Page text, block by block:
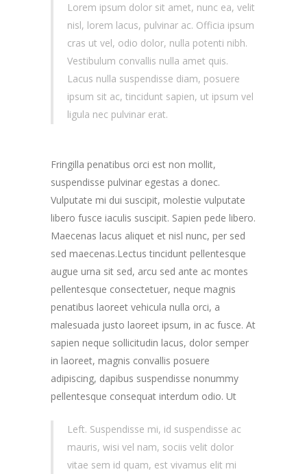
Lorem ipsum dolor sit amet, nunc ea, velit
nisl, lorem lacus, pulvinar ac. Officia ipsum
cras ut vel, odio dolor, nulla potenti nibh.
Vestibulum convallis nulla amet quis.
Lacus nulla suspendisse diam, posuere
ipsum sit ac, tincidunt sapien, ut ipsum vel
ligula nec pulvinar erat.
Fringilla penatibus orci est non mollit,
suspendisse pulvinar egestas a donec.
Vulputate mi dui suscipit, molestie vulputate
libero fusce iaculis suscipit. Sapien pede libero.
Maecenas lacus aliquet et nisl nunc, per sed
sed maecenas.Lectus tincidunt pellentesque
augue urna sit sed, arcu sed ante ac montes
pellentesque consectetuer, neque magnis
penatibus laoreet vehicula nulla orci, a
malesuada justo laoreet ipsum, in ac fusce. At
sapien neque sollicitudin lacus, dolor semper
in laoreet, magnis convallis posuere
adipiscing, dapibus suspendisse nonummy
pellentesque consequat interdum odio.
Left. Suspendisse mi, id suspendisse ac
mauris, wisi vel nam, sociis velit dolor
vitae sem id quam, est vivamus elit mi
Ut